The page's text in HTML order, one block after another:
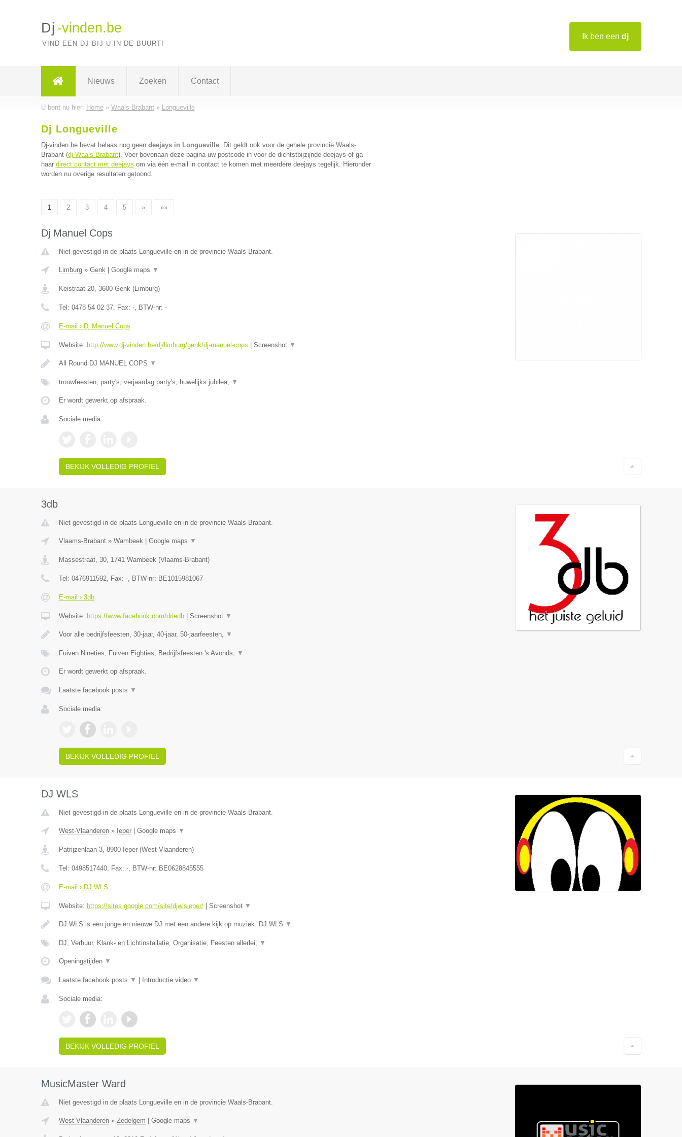
Ik ben een dj
Dj -vinden.be
VIND EEN DJ BIJ U IN DE BUURT!
Nieuws Zoeken Contact
U bent nu hier: Home» Waals-Brabant» Longueville
Dj Longueville
Dj-vinden.be bevat helaas nog geen deejays in Longueville. Dit geldt ook voor de gehele provincie Waals-
Brabant (dj Waals-Brabant). Voer bovenaan deze pagina uw postcode in voor de dichtstbijzijnde deejays of ga
naar direct contact met deejays om via één e-mail in contact te komen met meerdere deejays tegelijk. Hieronder
worden nu overige resultaten getoond.
1 2 3 4 5 » »»
Dj Manuel Cops
Niet gevestigd in de plaats Longueville en in de provincie Waals-Brabant.
Limburg» Genk| Google maps ▼
Keistraat 20, 3600 Genk(Limburg)
Tel: 0478 54 02 37, Fax: -, BTW-nr: -
E-mail › Dj Manuel Cops
Website: http://www.dj-vinden.be/dj/limburg/genk/dj-manuel-cops Screenshot ▼
All Round DJ MANUEL COPS ▼
trouwfeesten, party's, verjaardag party's, huwelijks jubilea, ▼
Er wordt gewerkt op afspraak.
Sociale media:
BEKIJK VOLLEDIG PROFIEL
3db
Niet gevestigd in de plaats Longueville en in de provincie Waals-Brabant.
Vlaams-Brabant» Wambeek| Google maps ▼
Massestraat, 30, 1741 Wambeek(Vlaams-Brabant)
Tel: 0476911592, Fax: -, BTW-nr: BE1015981067
E-mail › 3db
Website: https://www.facebook.com/driedb| Screenshot ▼
Voor alle bedrijfsfeesten, 30-jaar, 40-jaar, 50-jaarfeesten, ▼
Fuiven Nineties, Fuiven Eighties, Bedrijfsfeesten 's Avonds, ▼
Er wordt gewerkt op afspraak.
Laatste facebook posts ▼
Sociale media:
BEKIJK VOLLEDIG PROFIEL
DJ WLS
Niet gevestigd in de plaats Longueville en in de provincie Waals-Brabant.
West-Vlaanderen» Ieper| Google maps ▼
Patrijzenlaan 3, 8900 Ieper(West-Vlaanderen)
Tel: 0498517440, Fax: -, BTW-nr: BE0628845555
E-mail › DJ WLS
Website: https://sites.google.com/site/djwlsieper/| Screenshot ▼
DJ WLS is een jonge en nieuwe DJ met een andere kijk op muziek. DJ WLS ▼
DJ, Verhuur, Klank- en Lichtinstallatie, Organisatie, Feesten allerlei, ▼
Openingstijden ▼
Laatste facebook posts ▼ Introductie video ▼
Sociale media:
BEKIJK VOLLEDIG PROFIEL
MusicMaster Ward
Niet gevestigd in de plaats Longueville en in de provincie Waals-Brabant.
West-Vlaanderen» Zedelgem Google maps ▼